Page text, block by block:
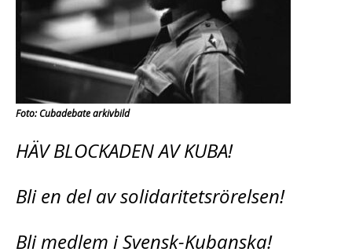
Foto: Cubadebate arkivbild
HÄV BLOCKADEN AV KUBA!
Bli en del av solidaritetsrörelsen!
Bli medlem i Svensk-Kubanska!